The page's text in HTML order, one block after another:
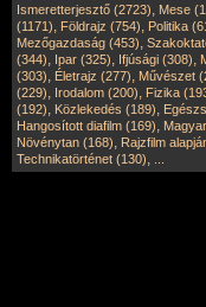
Ismeretterjesztő (2723), Mese
(1171), Földrajz (754), Politika
Mezőgazdaság (453),
(344), Ipar (325), Ifjúsági (308),
(303), Életrajz (277), Művészet
(229), Irodalom (200), Fizika
(192), Közlekedés (189),
Hangosított diafilm (169),
Növénytan (168), Rajzfilm
Technikatörténet (130),